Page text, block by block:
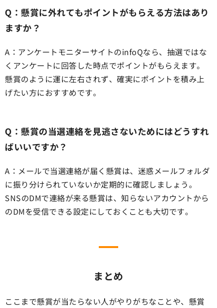
Q：懸賞に外れてもポイントがもらえる方法はあり
ますか？
A：アンケートモニターサイトのinfoQなら、抽選ではな
くアンケートに回答した時点でポイントがもらえます。
懸賞のように運に左右されず、確実にポイントを積み上
げたい方におすすめです。
Q：懸賞の当選連絡を見逃さないためにはどうすれ
ばいいですか？
A：メールで当選連絡が届く懸賞は、迷惑メールフォルダ
に振り分けられていないか定期的に確認しましょう。
SNSのDMで連絡が来る懸賞は、知らないアカウントから
のDMを受信できる設定にしておくことも大切です。
まとめ
ここまで懸賞が当たらない人がやりがちなことや、懸賞